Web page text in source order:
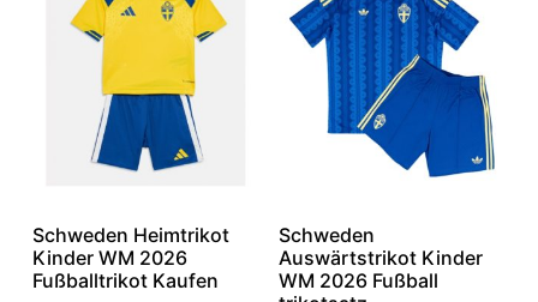
Schweden Heimtrikot
Kinder WM 2026
Fußballtrikot Kaufen
Schweden
Auswärtstrikot Kinder
WM 2026 Fußball